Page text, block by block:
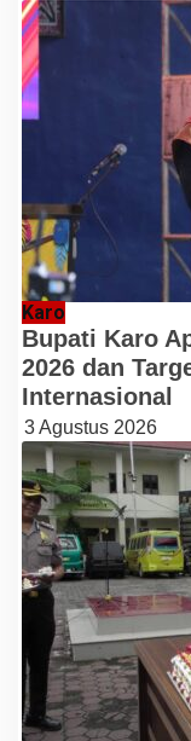
Karo
Bupati Karo
2026 dan
Internasional
3 Agustus 2026